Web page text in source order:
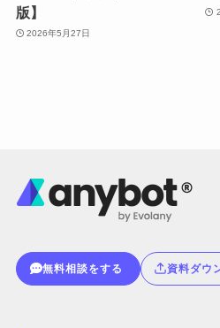
版】
2026年5月27日
無料相談をする 資料ダウ